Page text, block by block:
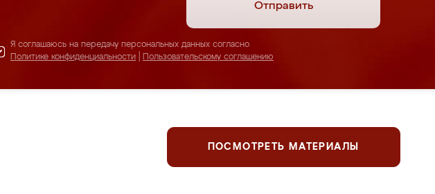
Отправить
Я соглашаюсь на передачу персональных данных согласно
Политике конфиденциальности
Пользовательскому соглашению
ПОСМОТРЕТЬ МАТЕРИАЛЫ